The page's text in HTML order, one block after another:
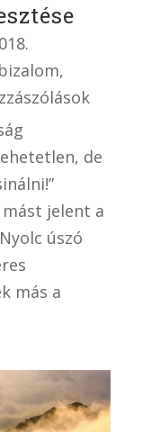
,
de
jelent a
úszó
más a